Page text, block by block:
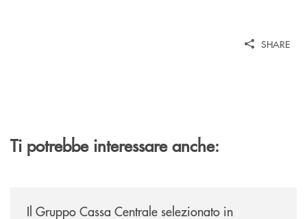
SHARE
Ti potrebbe interessare anche:
Il Gruppo Cassa Centrale selezionato in